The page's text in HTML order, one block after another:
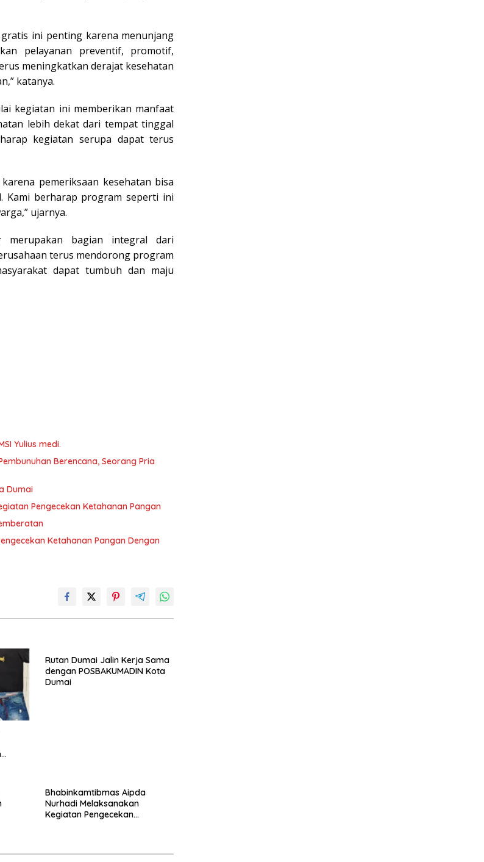
ini penting karena menunjang
pelayanan preventif, promotif,
meningkatkan derajat kesehatan
katanya.
kegiatan ini memberikan manfaat
lebih dekat dari tempat tinggal
kegiatan serupa dapat terus
pemeriksaan kesehatan bisa
Kami berharap program seperti ini
ujarnya.
merupakan bagian integral dari
terus mendorong program
dapat tumbuh dan maju
Yulius medi.
Berencana, Seorang Pria
Dumai
Pengecekan Ketahanan Pangan
Ketahanan Pangan Dengan
Rutan Dumai Jalin Kerja Sama
dengan POSBAKUMADIN Kota
Dumai
Bhabinkamtibmas Aipda
Nurhadi Melaksanakan
Kegiatan Pengecekan